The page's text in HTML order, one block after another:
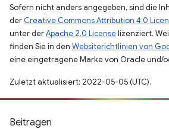
Sofern nicht anders angegeben, sind die
der Creative Commons Attribution 4.0
unter derApache 2.0 Licenselizenziert.
finden Sie in den Websiterichtlinien von
eine eingetragene Marke von Oracle und/
Zuletzt aktualisiert: 2022-05-05 (UTC).
Beitragen